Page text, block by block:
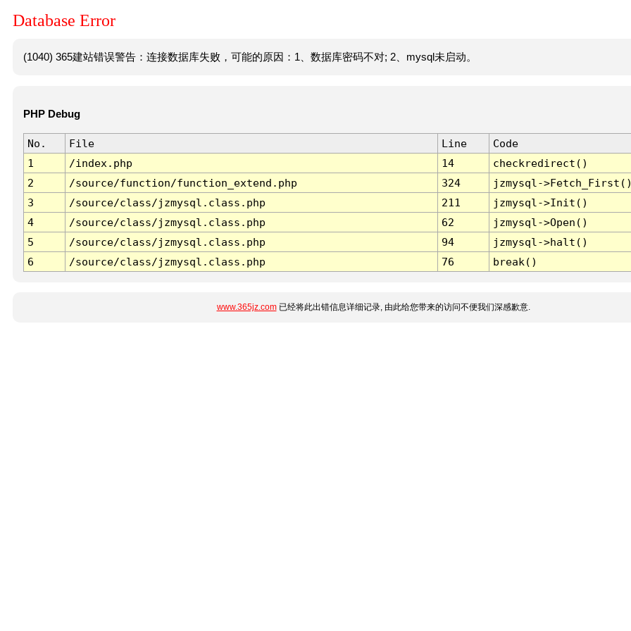
Database Error
(1040) 365建站错误警告：连接数据库失败，可能的原因：1、数据库密码不对; 2、mysql未启动。
PHP Debug
No. File Line
Code
1
/index.php 14
checkredirect()
2
/source/function/function_extend.php 324
jzmysql-
3
/source/class/jzmysql.class.php 211
jzmysql->Init()
4
/source/class/jzmysql.class.php 62
jzmysql->Open()
5
/source/class/jzmysql.class.php 94
jzmysql->halt()
6
/source/class/jzmysql.class.php 76 break()
www.365jz.com已经将此出错信息详细记录, 由此给您带来的访问不便我们深感歉意.